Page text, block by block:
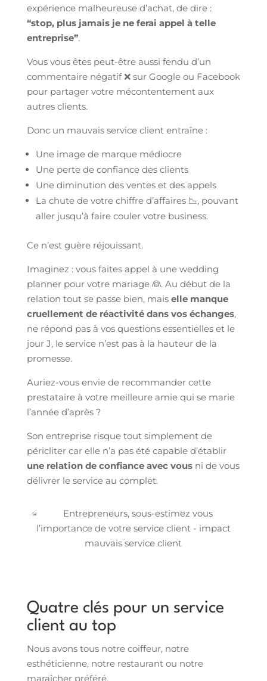
expérience malheureuse d’achat, de dire :
“stop, plus jamais je ne ferai appel à telle
entreprise”.
Vous vous êtes peut-être aussi fendu d’un
commentaire négatif ❌ sur Google ou Facebook
pour partager votre mécontentement aux
autres clients.
Donc un mauvais service client entraîne :
Une image de marque médiocre
Une perte de confiance des clients
Une diminution des ventes et des appels
La chute de votre chiffre d’affaires 📉, pouvant
aller jusqu’à faire couler votre business.
Ce n’est guère réjouissant.
Imaginez : vous faites appel à une wedding
planner pour votre mariage 👰. Au début de la
relation tout se passe bien, mais elle manque
cruellement de réactivité dans vos échanges,
ne répond pas à vos questions essentielles et le
jour J, le service n’est pas à la hauteur de la
promesse.
Auriez-vous envie de recommander cette
prestataire à votre meilleure amie qui se marie
l’année d’après ?
Son entreprise risque tout simplement de
péricliter car elle n’a pas été capable d’établir
une relation de confiance avec vousni de vous
délivrer le service au complet.
Quatre clés pour un service
client au top
Nous avons tous notre coiffeur, notre
esthéticienne, notre restaurant ou notre
maraîcher préféré.